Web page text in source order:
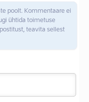
poolt. Kommentaare ei
ühtida toimetuse
teavita sellest